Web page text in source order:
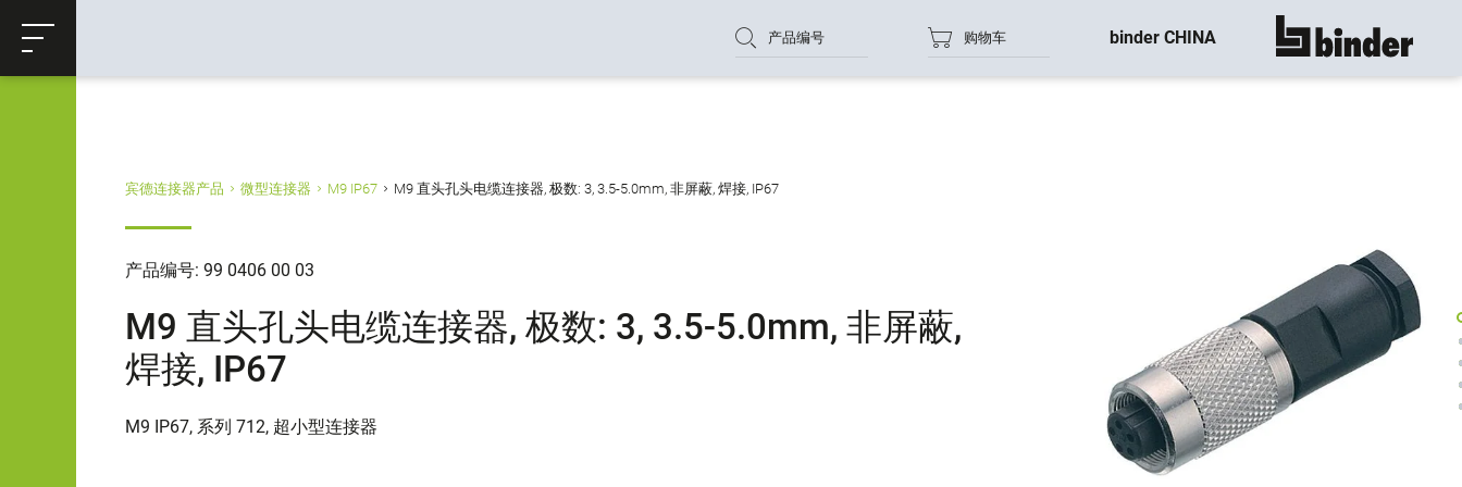
购物车
产品编号 购物车 binder CHINA 显示所有
宾德连接器产品 微型连接器 M9 IP67 M9 直头孔头电缆连接器, 极数: 3, 3.5-5.0mm, 非屏蔽, 焊接, IP67
产品编号: 99 0406 00 03
M9 直头孔头电缆连接器, 极数: 3, 3.5-5.0mm, 非屏蔽,
焊接, IP67
M9 IP67, 系列 712, 超小型连接器